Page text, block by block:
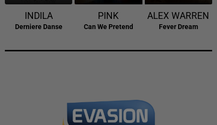
INDILA
Derniere Danse
PINK
Can We Pretend
ALEX WARREN
Fever Dream